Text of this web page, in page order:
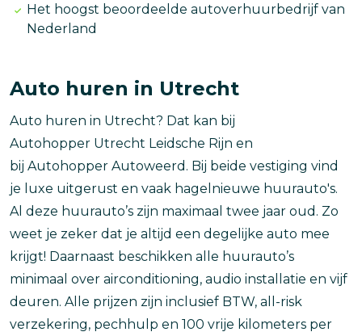
Het hoogst beoordeelde autoverhuurbedrijf van
Nederland
Auto huren in Utrecht
Auto huren in Utrecht? Dat kan bij
Autohopper Utrecht Leidsche Rijn en
bij Autohopper Autoweerd. Bij beide vestiging vind
je luxe uitgerust en vaak hagelnieuwe huurauto's.
Al deze huurauto’s zijn maximaal twee jaar oud. Zo
weet je zeker dat je altijd een degelijke auto mee
krijgt! Daarnaast beschikken alle huurauto’s
minimaal over airconditioning, audio installatie en vijf
deuren. Alle prijzen zijn inclusief BTW, all-risk
verzekering, pechhulp en 100 vrije kilometers per